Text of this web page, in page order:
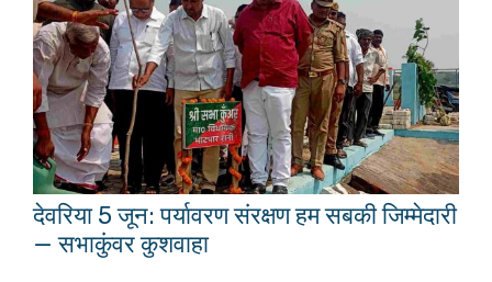
देवरिया 5 जून: पर्यावरण संरक्षण हम सबकी जिम्मेदारी
— सभाकुंवर कुशवाहा